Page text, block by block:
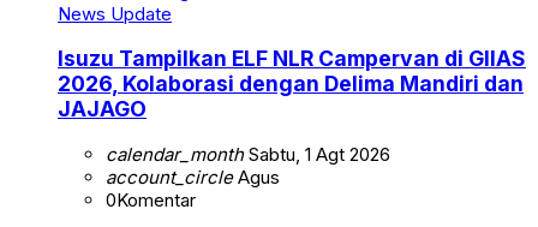
News Update
Isuzu Tampilkan ELF NLR Campervan di GIIAS
2026, Kolaborasi dengan Delima Mandiri dan
JAJAGO
calendar_monthSabtu, 1 Agt 2026
account_circleAgus
0Komentar